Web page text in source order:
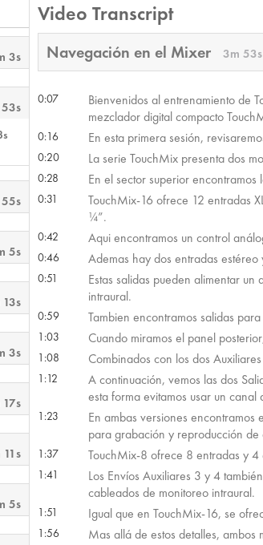
3s
5s
3s
11s
5s
Video Transcript
Navegación en el Mixer 3m 53s
0:07
Bienvenidos al entrenamiento de
mezclador digital compacto
0:16 En esta primera sesión,
0:20 La serie TouchMix presenta dos
0:28 En el sector superior encontramos
0:31
TouchMix-16 ofrece 12 entradas
¼”.
0:42 Aqui encontramos un control
0:46 Ademas hay dos entradas
0:51
Estas salidas pueden alimentar
intraural.
0:59 Tambien encontramos salidas
1:03 Cuando miramos el panel
1:08 Combinados con los dos
1:12
A continuación, vemos las dos
esta forma evitamos usar un
1:23
En ambas versiones
para grabación y reproducción
1:37 TouchMix-8 ofrece 8 entradas y 4
1:41
Los Envíos Auxiliares 3 y 4
cableados de monitoreo intraural.
1:51 Igual que en TouchMix-16, se
1:56 Mas allá de estos detalles, ambos